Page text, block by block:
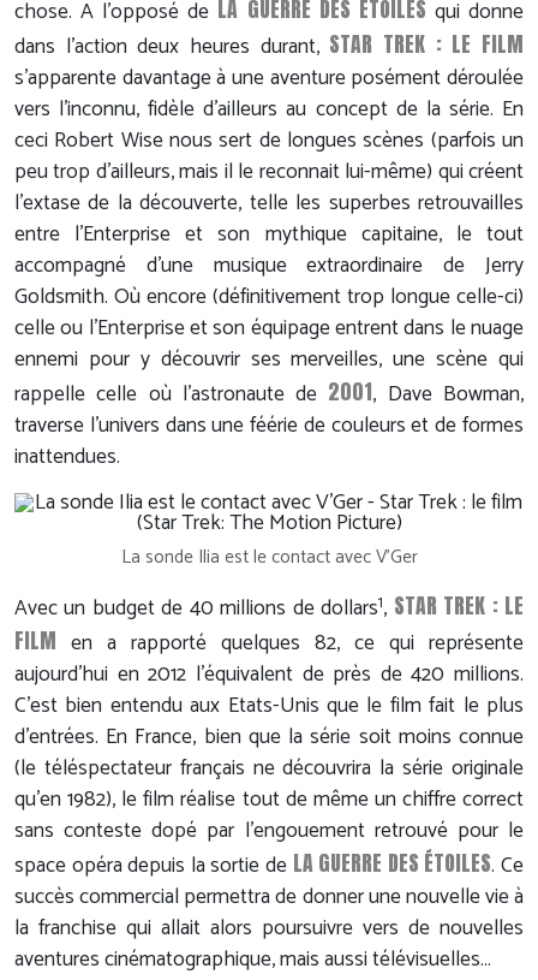
chose. A l'opposé de LA GUERRE DES ÉTOILES qui donne
dans l'action deux heures durant, STAR TREK : LE FILM
s'apparente davantage à une aventure posément déroulée
vers l'inconnu, fidèle d'ailleurs au concept de la série. En
ceci Robert Wise nous sert de longues scènes (parfois un
peu trop d'ailleurs, mais il le reconnait lui-même) qui créent
l'extase de la découverte, telle les superbes retrouvailles
entre l'Enterprise et son mythique capitaine, le tout
accompagné d'une musique extraordinaire de Jerry
Goldsmith. Où encore (définitivement trop longue celle-ci)
celle ou l'Enterprise et son équipage entrent dans le nuage
ennemi pour y découvrir ses merveilles, une scène qui
rappelle celle où l'astronaute de 2001, Dave Bowman,
traverse l'univers dans une féérie de couleurs et de formes
inattendues.
La sonde Ilia est le contact avec V'Ger
Avec un budget de 40 millions de dollars1, STAR TREK : LE
FILM en a rapporté quelques 82, ce qui représente
aujourd'hui en 2012 l'équivalent de près de 420 millions.
C'est bien entendu aux Etats-Unis que le film fait le plus
d'entrées. En France, bien que la série soit moins connue
(le téléspectateur français ne découvrira la série originale
qu'en 1982), le film réalise tout de même un chiffre correct
sans conteste dopé par l'engouement retrouvé pour le
space opéra depuis la sortie de LA GUERRE DES ÉTOILES. Ce
succès commercial permettra de donner une nouvelle vie à
la franchise qui allait alors poursuivre vers de nouvelles
aventures cinématographique, mais aussi télévisuelles…